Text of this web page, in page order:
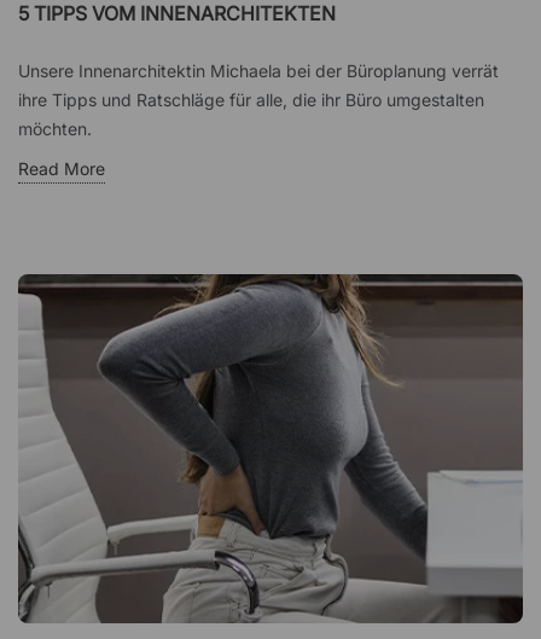
5 TIPPS VOM INNENARCHITEKTEN
Unsere Innenarchitektin Michaela bei der Büroplanung verrät
ihre Tipps und Ratschläge für alle, die ihr Büro umgestalten
möchten.
Read More